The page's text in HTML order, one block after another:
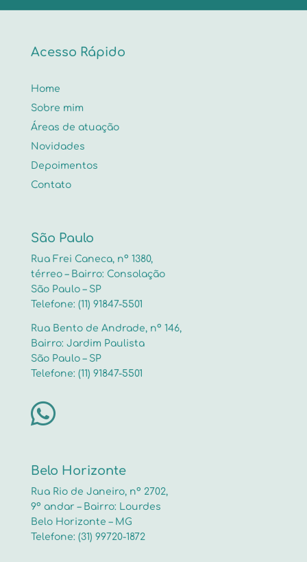
Acesso Rápido
Home
Sobre mim
Áreas de atuação
Novidades
Depoimentos
Contato
São Paulo
Rua Frei Caneca, nº 1380,
térreo – Bairro: Consolação
São Paulo – SP
Telefone: (11) 91847-5501
Rua Bento de Andrade, nº 146,
Bairro: Jardim Paulista
São Paulo – SP
Telefone: (11) 91847-5501

Belo Horizonte
Rua Rio de Janeiro, nº 2702,
9º andar – Bairro: Lourdes
Belo Horizonte – MG
Telefone: (31) 99720-1872